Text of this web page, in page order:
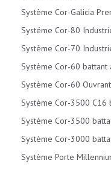
Système Cor-Galicia
Systéme Cor-80
Système Cor-70
Système Cor-60 battant
Système Cor-60
Système Cor-3500 C16
Système Cor-3500
Système Cor-3000
Système Porte